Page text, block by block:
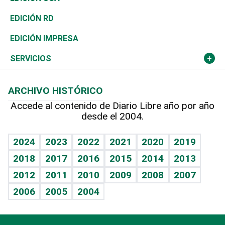
Ocenanía
Caribe
Resto del mundo
Telecom.
Global y variable
Economía personal
Sociales
Novedades
Podcast Arte Libre
Hablando con el pediatra
Vida y familia
Eñe
Celebrando la vida
Sin complejos
En pocas palabras
Tenis
Olimpismo
Más deportes
Línea de hit
TBT Deportivo
El Espía
Noticiero Poteleche
Columnistas
Más firmas
Historia
Martes de tecnología
Cambio climático
Revista
Deportes
Opinión
Hecho en casa
Guía del dinero
EDICIÓN RD
EDICIÓN IMPRESA
SERVICIOS
Cumpleaños
Horóscopos
Crucigramas
ARCHIVO HISTÓRICO
Accede al contenido de Diario Libre año por año
desde el 2004.
2024 2023 2022 2021 2020
2019
2018
2017 2016 2015 2014
2013
2012
2011 2010 2009 2008
2007
2006
2005 2004